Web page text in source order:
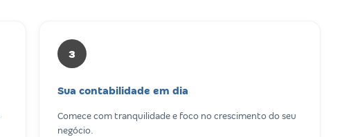
3
Sua contabilidade em dia
Comece com tranquilidade e foco no crescimento do seu
negócio.